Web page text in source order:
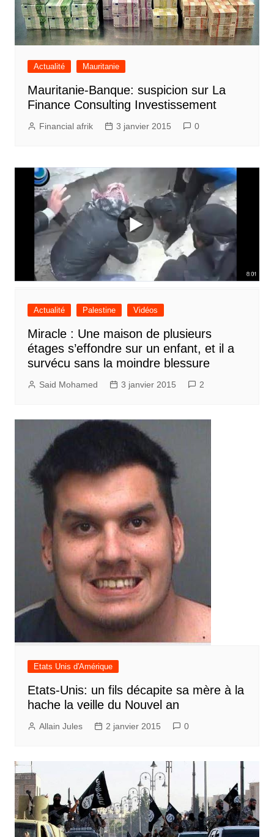
Actualité Mauritanie
Mauritanie-Banque: suspicion sur La
Finance Consulting Investissement
Financial afrik 3 janvier 2015 0
Actualité Palestine Vidéos
Miracle : Une maison de plusieurs
étages s’effondre sur un enfant, et il a
survécu sans la moindre blessure
Said Mohamed 3 janvier 2015 2
Etats Unis d'Amérique
Etats-Unis: un fils décapite sa mère à la
hache la veille du Nouvel an
Allain Jules 2 janvier 2015 0